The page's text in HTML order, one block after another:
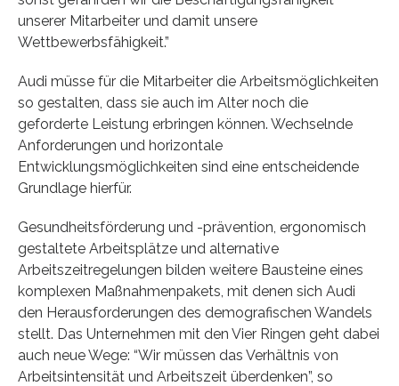
unserer Mitarbeiter und damit unsere
Wettbewerbsfähigkeit.”
Audi müsse für die Mitarbeiter die Arbeitsmöglichkeiten
so gestalten, dass sie auch im Alter noch die
geforderte Leistung erbringen können. Wechselnde
Anforderungen und horizontale
Entwicklungsmöglichkeiten sind eine entscheidende
Grundlage hierfür.
Gesundheitsförderung und -prävention, ergonomisch
gestaltete Arbeitsplätze und alternative
Arbeitszeitregelungen bilden weitere Bausteine eines
komplexen Maßnahmenpakets, mit denen sich Audi
den Herausforderungen des demografischen Wandels
stellt. Das Unternehmen mit den Vier Ringen geht dabei
auch neue Wege: “Wir müssen das Verhältnis von
Arbeitsintensität und Arbeitszeit überdenken”, so